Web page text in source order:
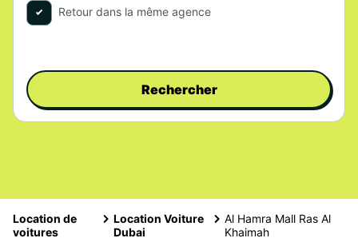
Retour dans la même agence
Rechercher
Location de
voitures
Location Voiture
Dubai
Al Hamra Mall Ras Al
Khaimah